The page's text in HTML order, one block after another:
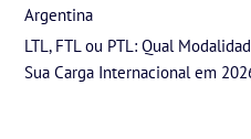
Argentina
LTL, FTL ou PTL: Qual
Sua Carga Internacional em